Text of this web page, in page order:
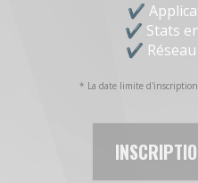
Stats
* La date limite